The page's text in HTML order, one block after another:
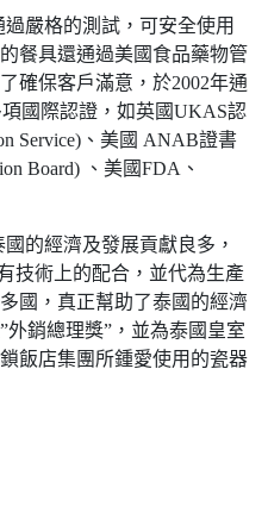
過嚴格的測試，可安全使用
餐具還通過美國食品藥物管
確保客戶滿意，於2002年通
國際認證，如英國UKAS認
Service)、美國 ANAB證書
Board) 、美國FDA、
的經濟及發展貢獻良多，
技術上的配合，並代為生產
國，真正幫助了泰國的經濟
外銷總理獎”，並為泰國皇室
飯店集團所鍾愛使用的瓷器